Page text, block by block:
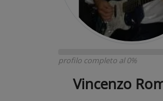
profilo completo al 0%
Vincenzo